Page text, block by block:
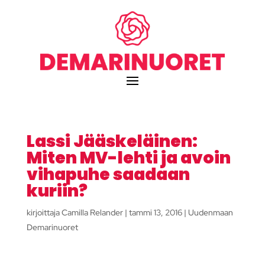
Lassi Jääskeläinen:
Miten MV-lehti ja avoin
vihapuhe saadaan
kuriin?
kirjoittajaCamilla Relander| tammi 13, 2016| Uudenmaan
Demarinuoret